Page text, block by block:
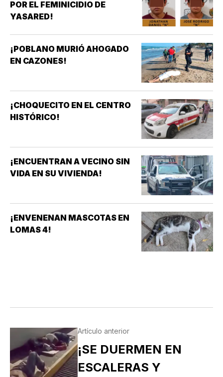
POR EL FEMINICIDIO DE
YASARED!
¡POBLANO MURIÓ AHOGADO
EN CAZONES!
¡CHOQUECITO EN EL CENTRO
HISTÓRICO!
¡ENCUENTRAN A VECINO SIN
VIDA EN SU VIVIENDA!
¡ENVENENAN MASCOTAS EN
LOMAS 4!
Artículo anterior
¡SE DUERMEN EN
ESCALERAS Y